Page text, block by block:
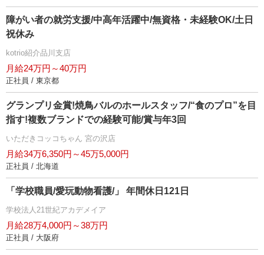
障がい者の就労支援/中高年活躍中/無資格・未経験OK/土日
祝休み
kotrio紹介品川支店
月給24万円～40万円
正社員 / 東京都
グランプリ金賞!焼鳥バルのホールスタッフ/“食のプロ”を目
指す!複数ブランドでの経験可能/賞与年3回
いただきコッコちゃん 宮の沢店
月給34万6,350円～45万5,000円
正社員 / 北海道
「学校職員/愛玩動物看護/」 年間休日121日
学校法人21世紀アカデメイア
月給28万4,000円～38万円
正社員 / 大阪府